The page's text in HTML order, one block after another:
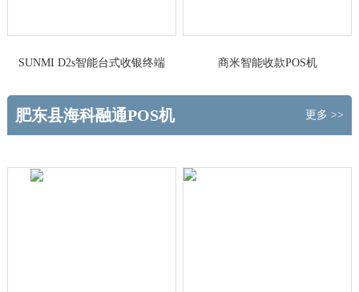
SUNMI D2s智能台式收银终端 商米智能收款POS机
肥东县海科融通POS机 更多 >>